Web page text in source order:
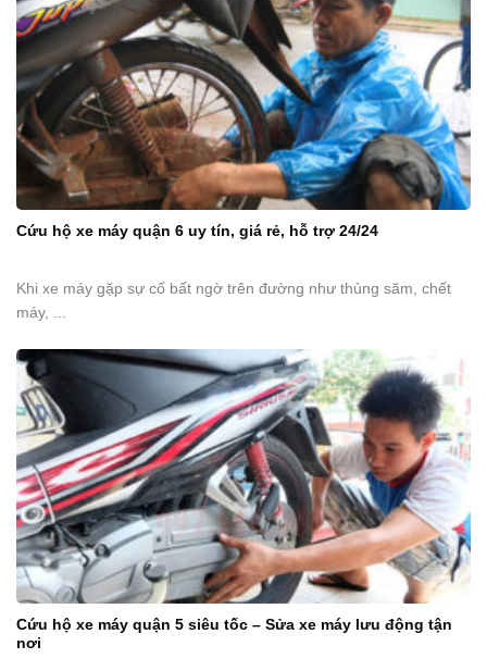
Cứu hộ xe máy quận 6 uy tín, giá rẻ, hỗ trợ 24/24
Khi xe máy gặp sự cố bất ngờ trên đường như thủng săm, chết
máy, ...
Cứu hộ xe máy quận 5 siêu tốc – Sửa xe máy lưu động tận
nơi